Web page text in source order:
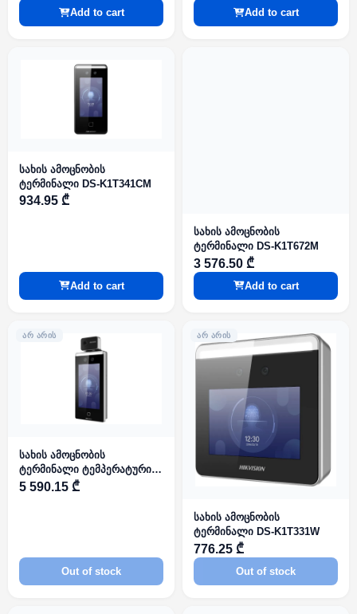
Add to cart Add to cart
სახის ამოცნობის
ტერმინალი DS-K1T341CM
934.95 ₾
Add to cart
სახის ამოცნობის
ტერმინალი DS-K1T672M
3 576.50 ₾
Add to cart
ᲐᲠ ᲐᲠᲘᲡ
სახის ამოცნობის
ტერმინალი ტემპერატურის
სკრინინგის მოდულით DS-
5 590.15 ₾
Out of stock
ᲐᲠ ᲐᲠᲘᲡ
სახის ამოცნობის
ტერმინალი DS-K1T331W
776.25 ₾
Out of stock